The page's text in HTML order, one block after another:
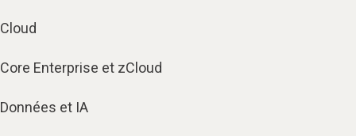
Cloud
Core Enterprise et zCloud
Données et IA